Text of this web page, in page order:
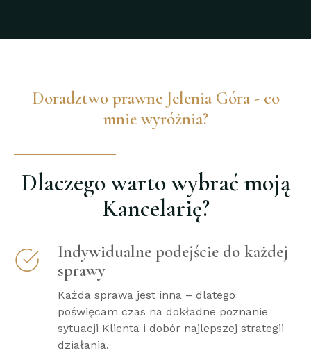
Doradztwo prawne Jelenia Góra - co
mnie wyróżnia?
Dlaczego warto wybrać moją
Kancelarię?
Indywidualne podejście do każdej
sprawy
Każda sprawa jest inna – dlatego
poświęcam czas na dokładne poznanie
sytuacji Klienta i dobór najlepszej strategii
działania.